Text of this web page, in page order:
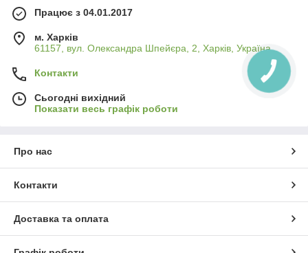
Працює з 04.01.2017
м. Харків
61157, вул. Олександра Шпейєра, 2, Харків, Україна
Контакти
Сьогодні вихідний
Показати весь графік роботи
Про нас
Контакти
Доставка та оплата